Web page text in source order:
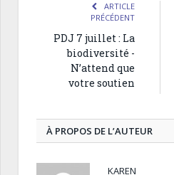
ARTICLE
PRÉCÉDENT
PDJ 7 juillet : La
biodiversité -
N’attend que
votre soutien
À PROPOS DE L’AUTEUR
KAREN